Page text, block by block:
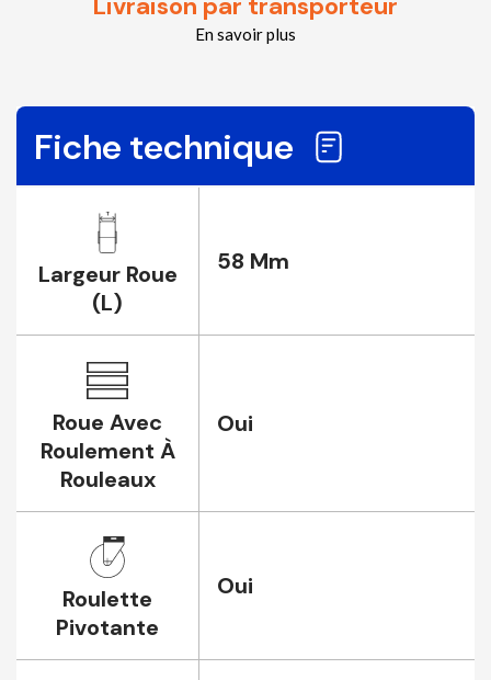
En savoir plus
Fiche technique
Largeur Roue
(L)
58 Mm
Roue Avec
Roulement À
Rouleaux
Oui
Roulette
Pivotante
Oui